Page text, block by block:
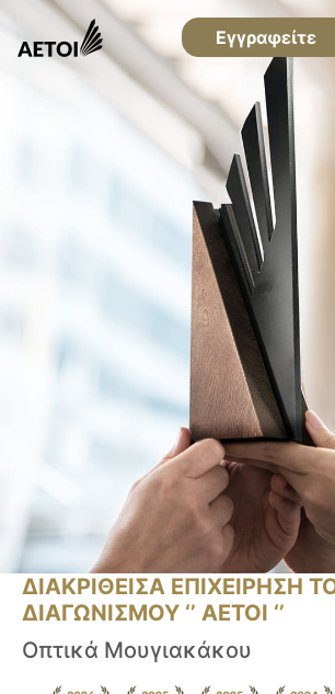
Εγγραφείτε
ΔΙΑΚΡΙΘΕΙΣΑ ΕΠΙΧΕΙΡΗΣΗ
ΔΙΑΓΩΝΙΣΜΟΥ ‘’ ΑΕΤΟΙ ‘’
Οπτικά Μουγιακάκου